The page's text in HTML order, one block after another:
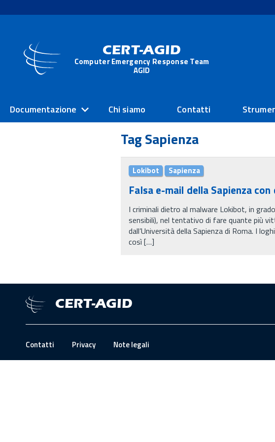
CERT-AGID
Computer Emergency Response Team
AGID
Documentazione Chi siamo Contatti
Tag Sapienza
Lokibot Sapienza
Falsa e-mail della Sapienza
I criminali dietro al malware Lokibot, in
sensibili), nel tentativo di fare quante più
dall’Università della Sapienza di Roma. I
così […]
CERT-AGID
Contatti Privacy Note legali